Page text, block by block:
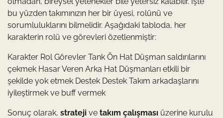
bu yüzden takımınızın her bir üyesi, rolünü ve
sorumluluklarını bilmelidir. Aşağıdaki tabloda, her
karakterin rolü ve görevleri özetlenmiştir:
Karakter Rol Görevler Tank Ön Hat Düşman saldırılarını
çekmek Hasar Veren Arka Hat Düşmanları etkili bir
şekilde yok etmek Destek Destek Takım arkadaşlarını
iyileştirmek ve buff vermek
Sonuç olarak, strateji ve takım çalışması üzerine kurulu